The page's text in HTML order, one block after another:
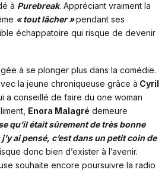
à Purebreak. Appréciant vraiment la
« tout lâcher »pendant ses
échappatoire qui risque de devenir
à se plonger plus dans la comédie.
la jeune chroniqueuse grâce à Cyril
a conseillé de faire du one woman
Enora Malagré demeure
qu’il était sûrement de très bonne
ai pensé, c’est dans un petit coin de
donc bien d’exister à l’avenir.
souhaite encore poursuivre la radio